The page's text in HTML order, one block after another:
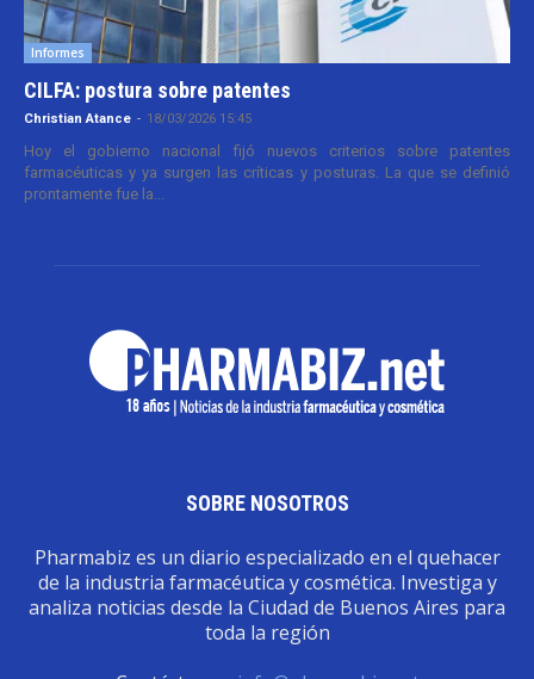
Informes
CILFA: postura sobre patentes
Christian Atance - 18/03/2026 15:45
Hoy el gobierno nacional fijó nuevos criterios sobre patentes
farmacéuticas y ya surgen las críticas y posturas. La que se definió
prontamente fue la...
SOBRE NOSOTROS
Pharmabiz es un diario especializado en el quehacer
de la industria farmacéutica y cosmética. Investiga y
analiza noticias desde la Ciudad de Buenos Aires para
toda la región